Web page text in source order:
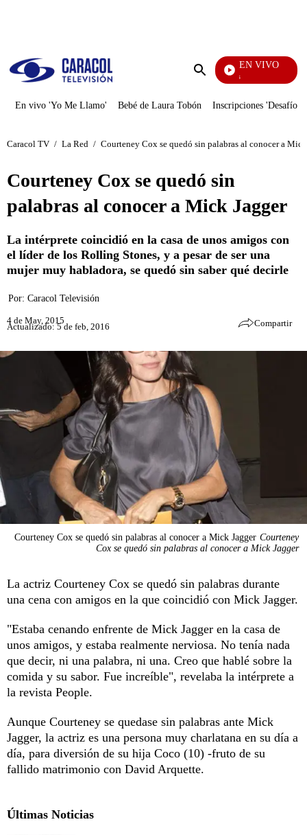
Enviar
EN VIVO
También Caerás
En vivo 'Yo Me Llamo' Bebé de Laura Tobón Inscripciones 'Desafío'
Caracol TV / La Red / Courteney Cox se quedó sin palabras al conocer a
Courteney Cox se quedó sin
palabras al conocer a Mick Jagger
La intérprete coincidió en la casa de unos amigos con
el líder de los Rolling Stones, y a pesar de ser una
mujer muy habladora, se quedó sin saber qué decirle
Por: Caracol Televisión
4 de May, 2015
Actualizado: 5 de feb, 2016 Compartir
Courteney Cox se quedó sin palabras al conocer a Mick Jagger Courteney
Cox se quedó sin palabras al conocer a Mick Jagger
La actriz Courteney Cox se quedó sin palabras durante
una cena con amigos en la que coincidió con Mick Jagger.
"Estaba cenando enfrente de Mick Jagger en la casa de
unos amigos, y estaba realmente nerviosa. No tenía nada
que decir, ni una palabra, ni una. Creo que hablé sobre la
comida y su sabor. Fue increíble", revelaba la intérprete a
la revista People.
Aunque Courteney se quedase sin palabras ante Mick
Jagger, la actriz es una persona muy charlatana en su día a
día, para diversión de su hija Coco (10) -fruto de su
fallido matrimonio con David Arquette.
Últimas Noticias